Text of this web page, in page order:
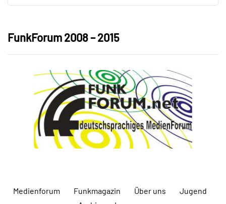
FunkForum 2008 – 2015
Medienforum Funkmagazin Über uns
Jugend